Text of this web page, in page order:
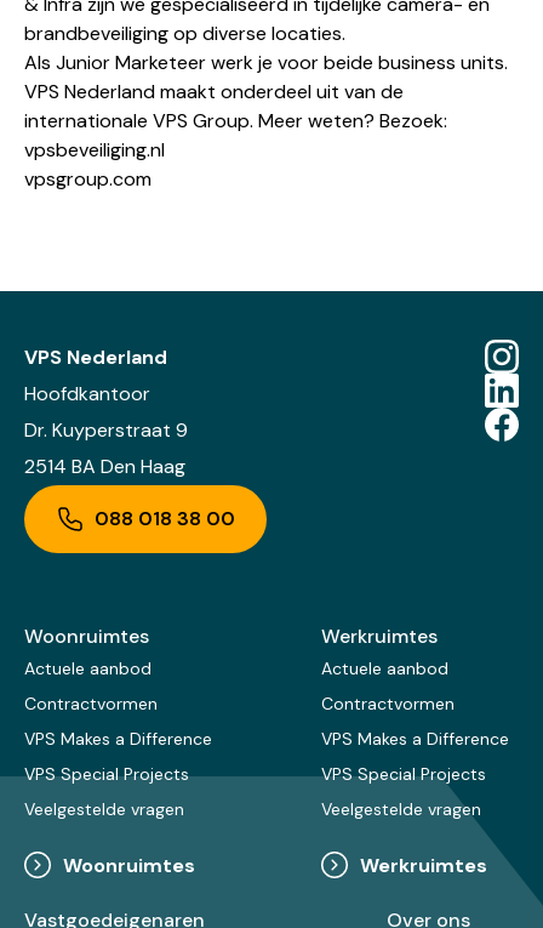
brandbeveiliging op diverse locaties.
Als Junior Marketeer werk je voor beide business units.
VPS Nederland maakt onderdeel uit van de
internationale VPS Group. Meer weten? Bezoek:
vpsbeveiliging.nl
vpsgroup.com
VPS Nederland
Hoofdkantoor
Dr. Kuyperstraat 9
2514 BA Den Haag
088 018 38 00
Woonruimtes
Actuele aanbod
Contractvormen
VPS Makes a Difference
VPS Special Projects
Veelgestelde vragen
Woonruimtes
Werkruimtes
Actuele aanbod
Contractvormen
VPS Makes a Difference
VPS Special Projects
Veelgestelde vragen
Werkruimtes
Vastgoedeigenaren Over ons